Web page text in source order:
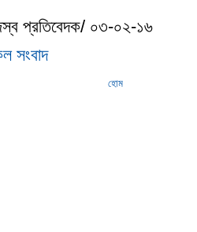
প্রতিবেদক/ ০৩-০২-১৬
সংবাদ
হোম